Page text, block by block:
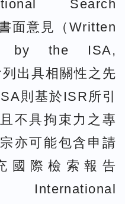
Search
面意見（Written
by the ISA,
出具相關性之先
則基於ISR所引
不具拘束力之專
亦可能包含申請
國際檢索報告
International